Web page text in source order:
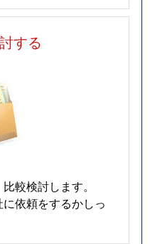
する
較検討します。
依頼をするかしっ